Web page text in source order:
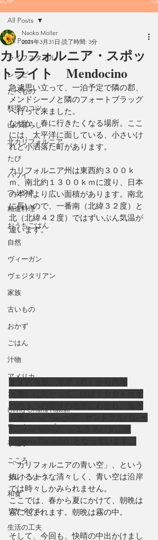
All Posts
ライフスタイル
レシピ
たべもの
料理のコツ
山の暮らし
北カリフォルニア
たび
ハワイ
つぶやき
精進料理
おうちごはん
自然
ヴィーガン
ヴェジタリアン
家族
古いもの
おかず
ごはん
汁物
アメリカ
カフェ
Living Ohana Hawaii
ワークショップ
手仕事
こころ
タレ・ソース
和食
リサイクル
生活の工夫
All Posts
カリフォルニア・スポッ
トライト Mendocino
Naoko Moller
2021年3月31日 読了時間: 3分
急遽思い立って、一泊予定で隣の郡、
メンドシーノと隣のフォートブラッグ
へ行って来ました。
なぜか、春に行きたくなる場所。ここ
には、太平洋に面している、小さいけ
れど小洒落た町があります。
カリフォルニア州は東西約３００ｋ
ｍ、南北約１３００ｋｍに渡り、日本
の本州より広い面積があります。南北
に長いので、一番南（北緯３２度）と
北（北緯４２度）ではずいぶん気温が
違います。
「カリフォルニアの青い空」、という
抜けるような清々しく、青い空は沿岸
では時々しかみられません。
ここでは、春から夏にかけて、朝晩は
霧に包まれます。朝晩は霧の中。
そして、今回も、快晴の中出かけまし